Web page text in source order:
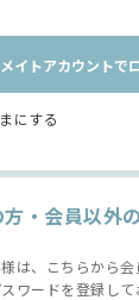
イトアカウントで
にする
・会員以外
は、こちらから会
ワードを登録し